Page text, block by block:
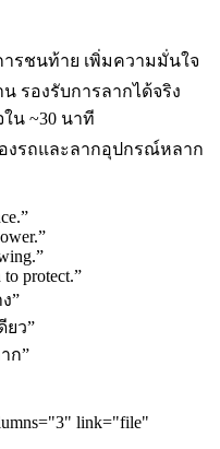
การชนท้าย เพิ่มความมั่นใจ
น รองรับการลากได้จริง
ใน ~30 นาที
องรถและลากอุปกรณ์หลาก
to protect.”
”
ยว”
ก”
link="file"